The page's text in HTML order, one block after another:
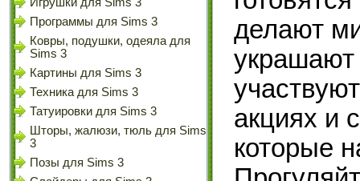
Программы для Sims 3
Ковры, подушки, одеяла для
Sims 3
Картины для Sims 3
Техника для Sims 3
Татуировки для Sims 3
Шторы, жалюзи, тюль для Sims
3
Позы для Sims 3
делают
акциях и
которые